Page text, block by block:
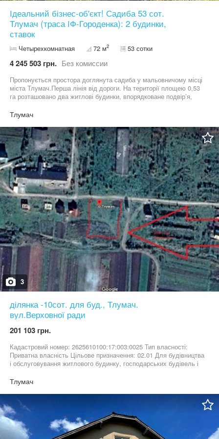
Ідеальний бізнес-об'єкт! Садиба 53 сот.
Тлумач (траса ІФ-Городенка): 2 будинки,
ставок
Четырехкомнатная 72 м2 53 сотки
4 245 503 грн. Без комиссии
Пропонується простора доглянута садиба у мальовничому місці
міста Тлумач.Перша лінія від дороги. На території площею 0,53
га розташовано два житлові будинки, впорядковане подвір’я,
протічною водою. Є зручний заїзд безпосередньо з траси
Тлумач–Городенка. Підходить як для комфортного проживання,
так і для створення бізнесу у сфері відпочинку — еко-садиби чи
сімейного комплексу.
Тлумач
3
ділянка -10сот. для буд., Тлумач.
вул.Верховної ради
201 103 грн.
Кадастровий номер: 2625610100:17:003:0025 Тип власності:
Приватна власність Цільове призначення: 02.01 Для будівництва
і обслуговування житлового будинку, господарських будівель і
житлового будинку, господарських будівель і споруд
присадибна ділянка Площа: 0.0956 га
Тлумач